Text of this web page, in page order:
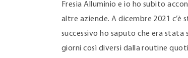
Fresia Alluminio e io ho subito
altre aziende. A dicembre 2021
successivo ho saputo che era stata
giorni così diversi dalla routine